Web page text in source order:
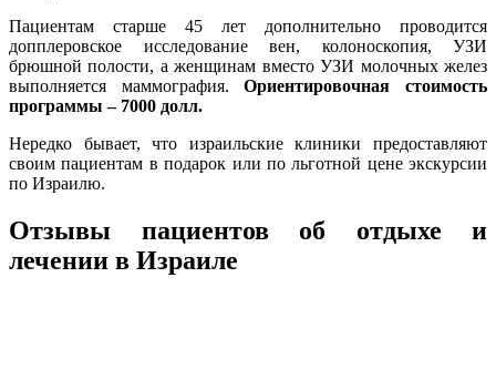
Пациентам старше 45 лет дополнительно проводится
допплеровское исследование вен, колоноскопия, УЗИ
брюшной полости, а женщинам вместо УЗИ молочных желез
выполняется маммография.Ориентировочная стоимость
программы – 7000 долл.
Нередко бывает, что израильские клиники предоставляют
своим пациентам в подарок или по льготной цене экскурсии
по Израилю.
Отзывы пациентов об отдыхе и
лечении в Израиле